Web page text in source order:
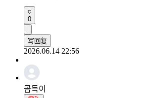
0
写回复
2026.06.14 22:56
곰득이